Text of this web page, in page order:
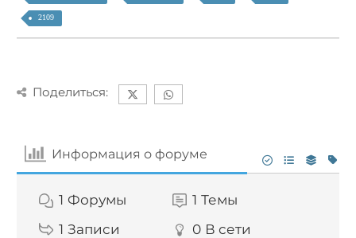
2109
Поделиться:
Информация о форуме
1 Форумы 1 Темы
1 Записи 0 В сети